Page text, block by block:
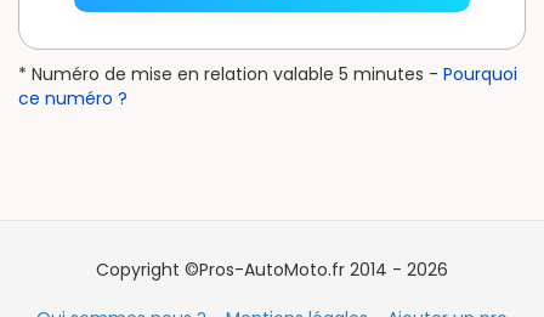
* Numéro de mise en relation valable 5 minutes - Pourquoi
ce numéro ?
Copyright ©Pros-AutoMoto.fr 2014 - 2026